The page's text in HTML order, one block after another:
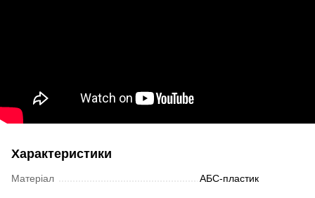
Характеристики
Матеріал АБС-пластик